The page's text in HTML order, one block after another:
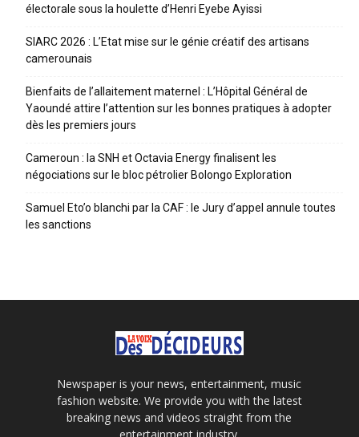
électorale sous la houlette d’Henri Eyebe Ayissi
SIARC 2026 : L’Etat mise sur le génie créatif des artisans
camerounais
Bienfaits de l’allaitement maternel : L’Hôpital Général de
Yaoundé attire l’attention sur les bonnes pratiques à adopter
dès les premiers jours
Cameroun : la SNH et Octavia Energy finalisent les
négociations sur le bloc pétrolier Bolongo Exploration
Samuel Eto’o blanchi par la CAF : le Jury d’appel annule toutes
les sanctions
Newspaper is your news, entertainment, music
fashion website. We provide you with the latest
breaking news and videos straight from the